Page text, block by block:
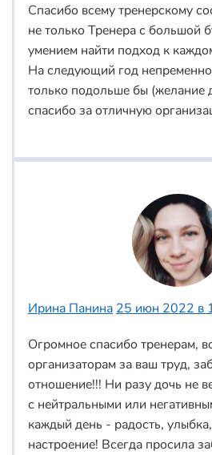
Спасибо всему тренерскому
не только Тренера с большой
умением найти подход к
На следующий год
только подольше бы (желание
спасибо за отличную
Ирина Панина 25 июн 2022 в
Огромное спасибо тренерам,
организаторам за ваш труд,
отношение!!! Ни разу дочь не
с нейтральными или
каждый день - радость,
настроение! Всегда просила